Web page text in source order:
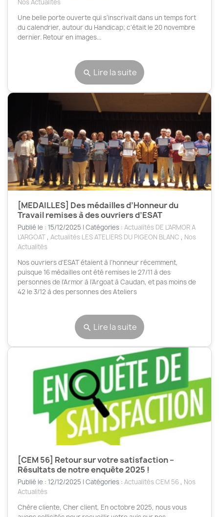
Nos Actualités
Une belle porte ouverte qui s'inscrivait dans un temps fort
du calendrier, autour du Handicap; c'était le 20 novembre
dernier. Retour en images...
search Lire la suite
[MEDAILLES] Des médailles d’Honneur du
Travail remises à des ouvriers d’ESAT
Publié le : 15/12/2025 | Catégories : Actualités DE L'ARMOR A
L'ARGOAT, Actualités LES ATELIERS DU PIGEON BLANC , Nos
Actualités
Nos ouvriers d'ESAT étaient à l'honneur récemment,
puisque 16 médailles ont été remises le 27/11 à des
personnes de l'Armor à l'Argoat à Caudan, et pas moins de
42 le 3/12 à des personnes des Ateliers
search Lire la suite
[CEM 56] Retour sur votre satisfaction –
Résultats de notre enquête 2025 !
Publié le : 12/12/2025 | Catégories : Actualités CEM 56, Nos
Actualités
Chère cliente, Cher client, En octobre 2025, nous vous